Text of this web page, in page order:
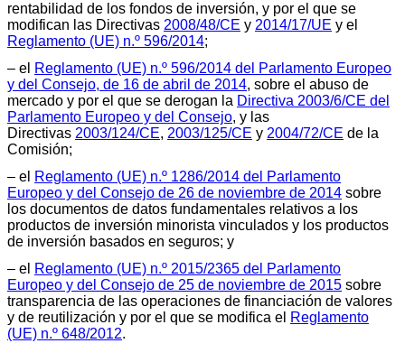
rentabilidad de los fondos de inversión, y por el que se
modifican las Directivas 2008/48/CE y 2014/17/UE y el
Reglamento (UE) n.º 596/2014;
– el Reglamento (UE) n.º 596/2014 del Parlamento Europeo
y del Consejo, de 16 de abril de 2014, sobre el abuso de
mercado y por el que se derogan la Directiva 2003/6/CE del
Parlamento Europeo y del Consejo, y las
Directivas 2003/124/CE, 2003/125/CE y 2004/72/CE de la
Comisión;
– el Reglamento (UE) n.º 1286/2014 del Parlamento
Europeo y del Consejo de 26 de noviembre de 2014 sobre
los documentos de datos fundamentales relativos a los
productos de inversión minorista vinculados y los productos
de inversión basados en seguros; y
– el Reglamento (UE) n.º 2015/2365 del Parlamento
Europeo y del Consejo de 25 de noviembre de 2015 sobre
transparencia de las operaciones de financiación de valores
y de reutilización y por el que se modifica el Reglamento
(UE) n.º 648/2012.